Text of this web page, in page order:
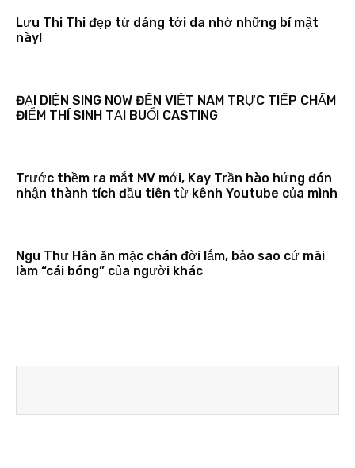
Lưu Thi Thi đẹp từ dáng tới da nhờ những bí mật
này!
ĐẠI DIỆN SING NOW ĐẾN VIỆT NAM TRỰC TIẾP CHẤM
ĐIỂM THÍ SINH TẠI BUỔI CASTING
Trước thềm ra mắt MV mới, Kay Trần hào hứng đón
nhận thành tích đầu tiên từ kênh Youtube của mình
Ngu Thư Hân ăn mặc chán đời lắm, bảo sao cứ mãi
làm “cái bóng” của người khác